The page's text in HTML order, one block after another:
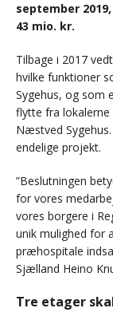
september
43 mio. kr.
Tilbage i 2017
hvilke funktioner
Sygehus, og som
flytte fra lokalerne
Næstved
endelige projekt.
”Beslutningen
for vores
vores borgere i
unik mulighed for
præhospitale
Sjælland Heino
Tre etager